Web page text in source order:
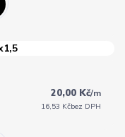
20,00 Kč/m
16,53 Kčbez DPH